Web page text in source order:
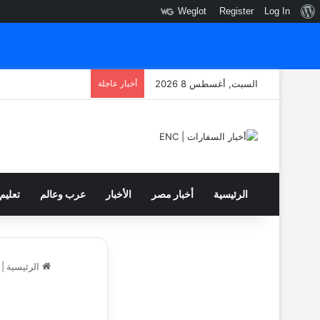
نبذةLog In
Register
Weglot
السبت, أغسطس 8 2026 أخبار عاجلة
الرئيسية أخبار مصر الأخبار عرب وعالم
الرئيسية